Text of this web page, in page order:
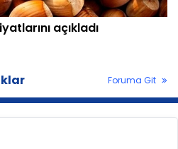
açıkladı
Foruma Git